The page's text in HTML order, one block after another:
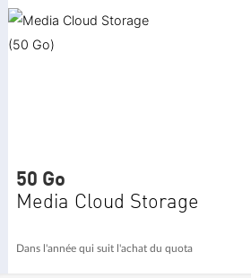
50 Go
Media Cloud Storage
Dans l'année qui suit l'achat du quota